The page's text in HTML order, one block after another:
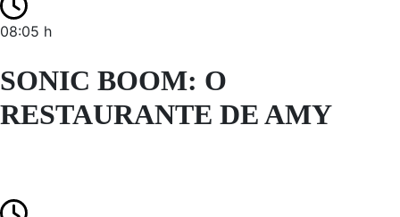
08:05 h
SONIC BOOM: O
RESTAURANTE DE AMY